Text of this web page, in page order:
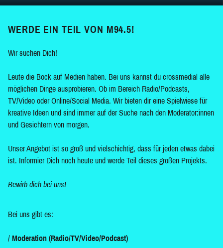
WERDE EIN TEIL VON M94.5!
Wir suchen Dich!
Leute die Bock auf Medien haben. Bei uns kannst du crossmedial alle
möglichen Dinge ausprobieren. Ob im Bereich Radio/Podcasts,
TV/Video oder Online/Social Media. Wir bieten dir eine Spielwiese für
kreative Ideen und sind immer auf der Suche nach den Moderator:innen
und Gesichtern von morgen.
Unser Angebot ist so groß und vielschichtig, dass für jeden etwas dabei
ist. Informier Dich noch heute und werde Teil dieses großen Projekts.
Bewirb dich bei uns!
Bei uns gibt es:
Moderation (Radio/TV/Video/Podcast)